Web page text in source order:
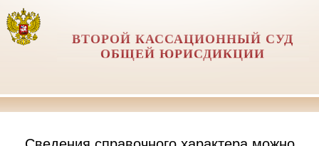
ВТОРОЙ КАССАЦИОННЫЙ СУД
ОБЩЕЙ ЮРИСДИКЦИИ